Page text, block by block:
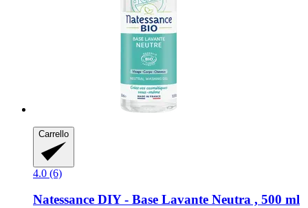
Carrello
4.0 (6)
Natessance DIY -​ Base Lavante Neutra , 500 ml